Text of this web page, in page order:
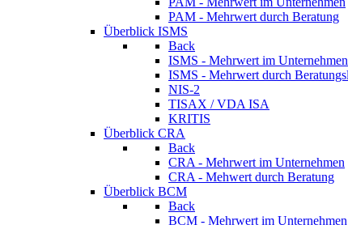
PAM - Mehrwert durch Beratung
Überblick ISMS
Back
ISMS - Mehrwert im Unternehmen
ISMS - Mehrwert durch
NIS-2
TISAX / VDA ISA
KRITIS
Überblick CRA
Back
CRA - Mehrwert im Unternehmen
CRA - Mehwert durch Beratung
Überblick BCM
Back
BCM - Mehrwert im Unternehmen